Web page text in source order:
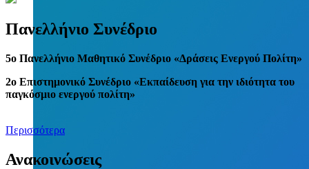
Πανελλήνιο Συνέδριο
5o Πανελλήνιο Μαθητικό Συνέδριο «Δράσεις Ενεργού Πολίτη»
2ο Επιστημονικό Συνέδριο «Εκπαίδευση για την ιδιότητα του
παγκόσμιο ενεργού πολίτη»
Περισσότερα
Ανακοινώσεις